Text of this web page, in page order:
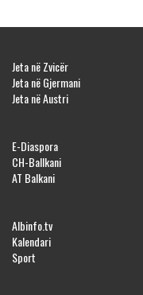
Jeta në Zvicër
Jeta në Gjermani
Jeta në Austri
E-Diaspora
CH-Ballkani
AT Balkani
Albinfo.tv
Kalendari
Sport